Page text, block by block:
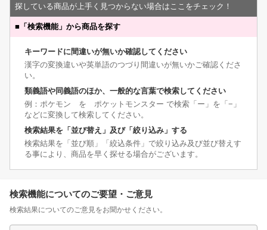
探している商品が上手く見つからない場合はここをチェック！
■ 「検索機能」から商品を探す
キーワードに間違いが無いか確認してください
漢字の変換違いや英単語のつづり間違いが無いかご確認くださ
い。
類義語や同義語のほか、一般的な言葉で検索してください
例：ポケモン を ポケットモンスター で検索「ー」を「−」
などに変換して検索してください。
検索結果を「並び替え」及び「絞り込み」する
検索結果を「並び順」「絞込条件」で絞り込み及び並び替えす
る事により、商品を早く探せる場合がございます。
検索機能についてのご要望・ご意見
検索結果についてのご意見をお聞かせください。